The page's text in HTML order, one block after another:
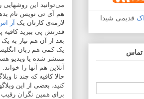
می‌توانید این
هم آی تی نویس نام
لازمه‌ی کارتان یک آر
قدرتش پی ببرید
بعد از آن هم نیاز به
یک کمی هم زبان
منتشر شده یا ویدیو
آنلاین هم آنها را خواند.
حالا کافیه که چند تا
کنید، بعضی از این
برای همین نگران
قدیمی شیدا
تماس